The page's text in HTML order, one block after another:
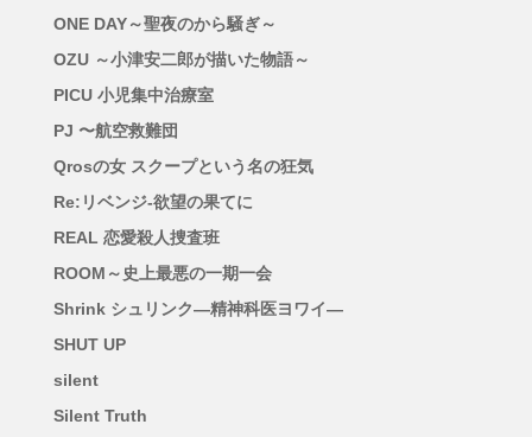
ONE DAY～聖夜のから騒ぎ～
OZU ～小津安二郎が描いた物語～
PICU 小児集中治療室
PJ 〜航空救難団
Qrosの女 スクープという名の狂気
Re:リベンジ-欲望の果てに
REAL 恋愛殺人捜査班
ROOM～史上最悪の一期一会
Shrink シュリンク―精神科医ヨワイ―
SHUT UP
silent
Silent Truth